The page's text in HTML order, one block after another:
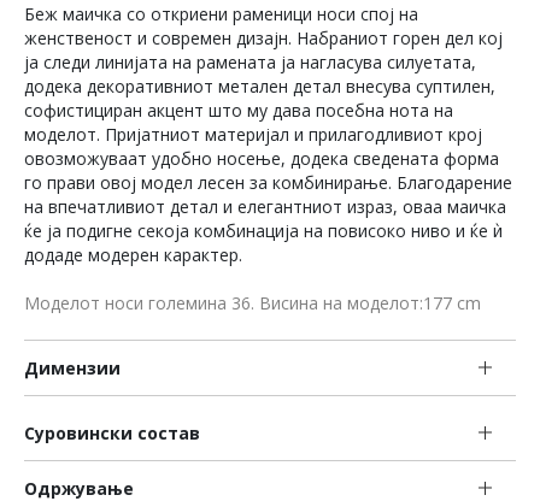
Беж маичка со откриени раменици носи спој на
женственост и современ дизајн. Набраниот горен дел кој
ја следи линијата на рамената ја нагласува силуетата,
додека декоративниот метален детал внесува суптилен,
софистициран акцент што му дава посебна нота на
моделот. Пријатниот материјал и прилагодливиот крој
овозможуваат удобно носење, додека сведената форма
го прави овој модел лесен за комбинирање. Благодарение
на впечатливиот детал и елегантниот израз, оваа маичка
ќе ја подигне секоја комбинација на повисоко ниво и ќе ѝ
додаде модерен карактер.
Моделот носи големина 36. Висина на моделот:177 cm
Димензии
Суровински состав
Одржување